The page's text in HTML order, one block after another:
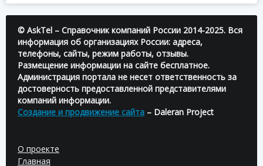
© AskTel – Справочник компаний России 2014-2025. Вся
информация об организациях России: адреса,
телефоны, сайты, режим работы, отзывы.
Размещение информации на сайте бесплатное.
Администрация портала не несет ответственность за
достоверность предоставленной представителями
компаний информации.
Создание и продвижение сайта – Daleran Project
О проекте
Главная